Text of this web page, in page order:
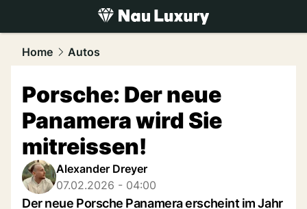
luxury.NAU.ch
Home Autos
Porsche: Der neue
Panamera wird Sie
mitreissen!
Alexander Dreyer
07.02.2026 - 04:00
Der neue Porsche Panamera erscheint im Jahr